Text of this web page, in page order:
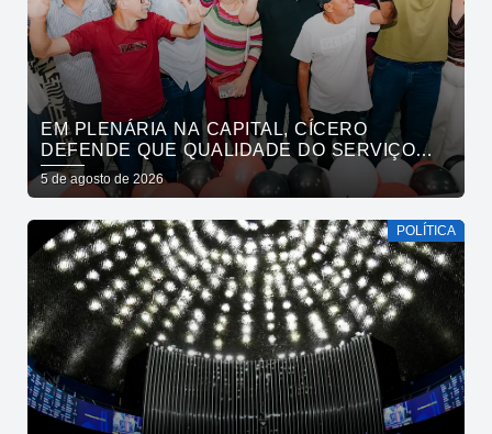
EM PLENÁRIA NA CAPITAL, CÍCERO
DEFENDE QUE QUALIDADE DO SERVIÇO
PÚBLICO ESTADUAL SUPERE O DA
INICIATIVA PRIVADA
5 de agosto de 2026
POLÍTICA